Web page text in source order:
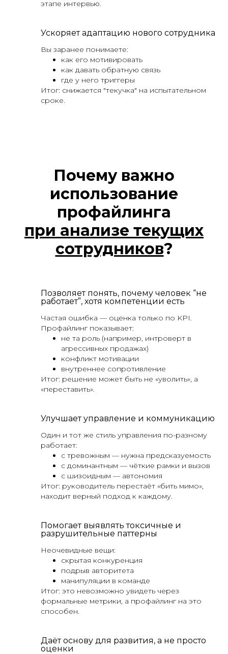
этапе интервью.
Ускоряет адаптацию нового сотрудника
Вы заранее понимаете:
как его мотивировать
как давать обратную связь
где у него триггеры
Итог: снижается "текучка" на испытательном
сроке.
Почему важно
использование
профайлинга
при анализе текущих
сотрудников?
Позволяет понять, почему человек “не
работает”, хотя компетенции есть
Частая ошибка — оценка только по KPI.
Профайлинг показывает:
не та роль (например, интроверт в
агрессивных продажах)
конфликт мотивации
внутреннее сопротивление
Итог: решение может быть не «уволить», а
«переставить».
Улучшает управление и коммуникацию
Один и тот же стиль управления по-разному
работает:
с тревожным — нужна предсказуемость
с доминантным — чёткие рамки и вызов
с шизоидным — автономия
Итог: руководитель перестаёт «бить мимо»,
находит верный подход к каждому.
Помогает выявлять токсичные и
разрушительные паттерны
Неочевидные вещи:
скрытая конкуренция
подрыв авторитета
манипуляции в команде
Итог: это невозможно увидеть через
формальные метрики, а профайлинг на это
способен.
Даёт основу для развития, а не просто
оценки